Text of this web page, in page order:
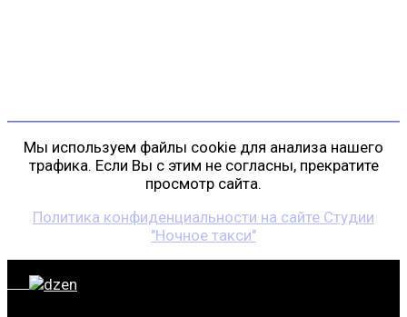
Мы используем файлы cookie для анализа нашего
трафика. Если Вы с этим не согласны, прекратите
просмотр сайта.
Политика конфиденциальности на сайте Студии
"Ночное такси"